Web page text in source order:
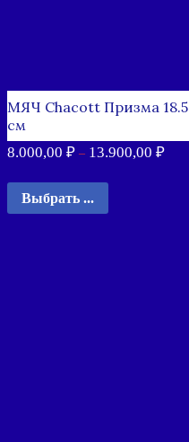
МЯЧ Chacott Призма 18.5
см
8.000,00 ₽ – 13.900,00 ₽
Выбрать ...